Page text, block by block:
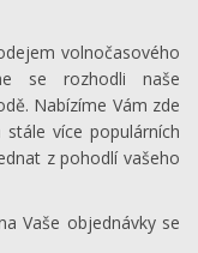
volnočasového
se rozhodli naše
Nabízíme Vám zde
více populárních
z pohodlí vašeho
Vaše objednávky se